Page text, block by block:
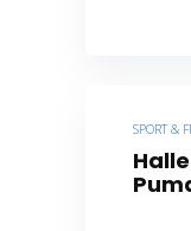
SPORT &